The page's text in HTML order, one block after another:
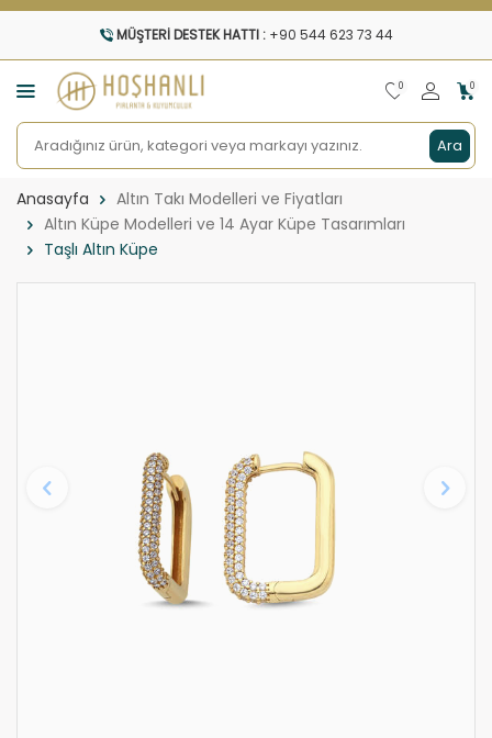
MÜŞTERI DESTEK HATTI : +90 544 623 73 44
Ara
0 0
Anasayfa
Altın Takı Modelleri ve Fiyatları
Altın Küpe Modelleri ve 14 Ayar Küpe Tasarımları
Taşlı Altın Küpe